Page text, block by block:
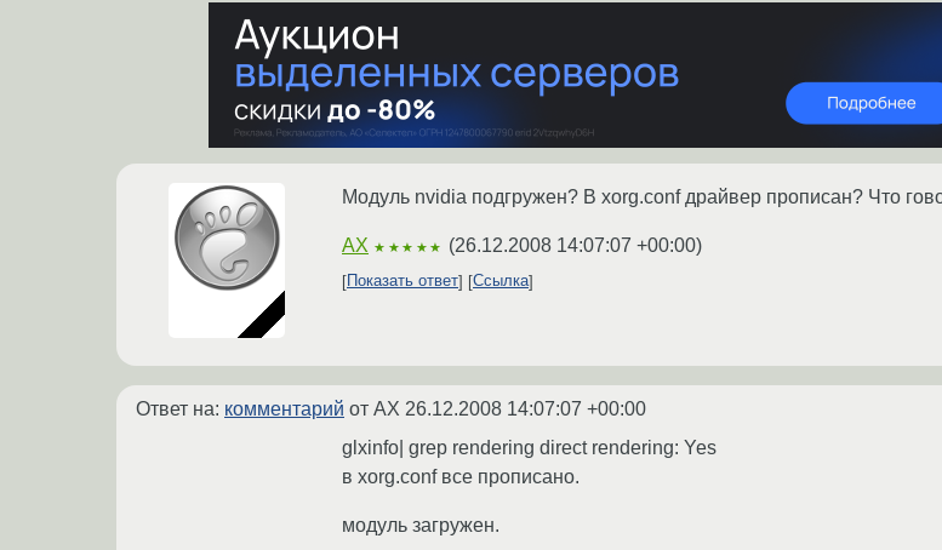
Модуль nvidia подгружен? В xorg.conf драйвер прописан? Что
AX ★★★★★ (26.12.2008 14:07:07 +00:00)
Показать ответ Ссылка
Ответ на: комментарий от AX 26.12.2008 14:07:07 +00:00
glxinfo| grep rendering direct rendering: Yes
в xorg.conf все прописано.
модуль загружен.